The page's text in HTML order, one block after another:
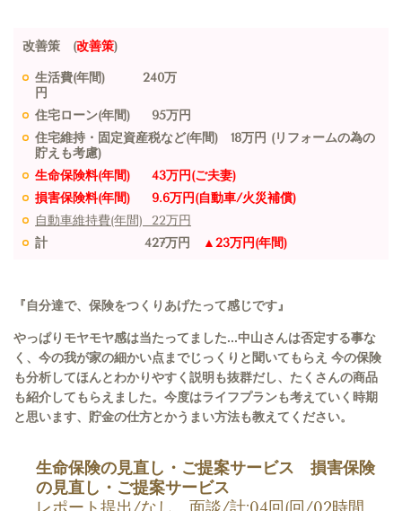
改善策 (改善策)
生活費(年間) 240万
円
住宅ローン(年間) 95万円
住宅維持・固定資産税など(年間) 18万円 (リフォームの為の
貯えも考慮)
生命保険料(年間) 43万円(ご夫妻)
損害保険料(年間) 9.6万円(自動車/火災補償)
自動車維持費(年間) 22万円
計 427万円
▲23万円(年間)
『自分達で、保険をつくりあげたって感じです』
やっぱりモヤモヤ感は当たってました...中山さんは否定する事な
く、今の我が家の細かい点までじっくりと聞いてもらえ 今の保険
も分析してほんとわかりやすく説明も抜群だし、たくさんの商品
も紹介してもらえました。今度はライフプランも考えていく時期
と思います、貯金の仕方とかうまい方法も教えてください。
生命保険の見直し・ご提案サービス 損害保険
の見直し・ご提案サービス